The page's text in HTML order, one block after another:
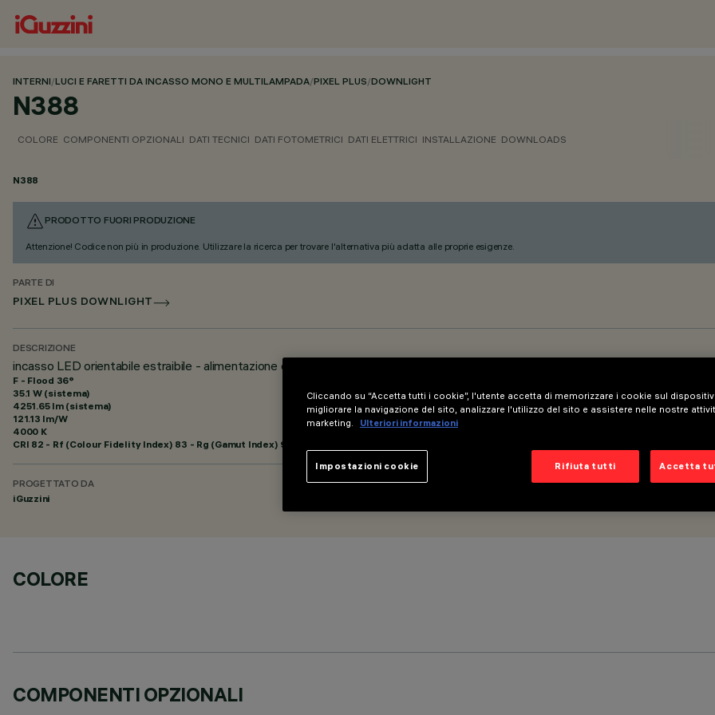
INTERNI/LUCI E FARETTI DA INCASSO MONO E MULTILAMPADA/PIXEL PLUS/DOWNLIGHT
N388
COLORE COMPONENTI OPZIONALI DATI TECNICI DATI FOTOMETRICI DATI ELETTRICI INSTALLAZIONE DOWNLOADS
N388
PRODOTTO FUORI PRODUZIONE
Attenzione! Codice non più in produzione. Utilizzare la ricerca per trovare l'alternativa più adatta alle proprie esigenze.
PARTE DI
PIXEL PLUS DOWNLIGHT
DESCRIZIONE
incasso LED orientabile estraibile - alimentazione elettronica inclusa
F - Flood 36°
35.1 W (sistema)
4251.65 lm (sistema)
121.13 lm/W
4000 K
CRI 82 - Rf (Colour Fidelity Index) 83 - Rg (Gamut Index) 94
PROGETTATO DA
iGuzzini
COLORE
COMPONENTI OPZIONALI
Cliccando su “Accetta tutti i cookie”, l'utente accetta di memorizzare i cookie sul
migliorare la navigazione del sito, analizzare l'utilizzo del sito e assistere nelle nostre
marketing.
Ulteriori informazioni
Rifiuta tutti Accetta
Impostazioni cookie